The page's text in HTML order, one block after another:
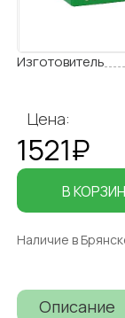
Изготовитель
Цена:
1521₽
В
Наличие в
Описание